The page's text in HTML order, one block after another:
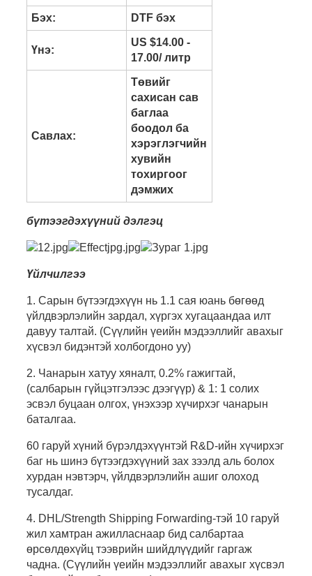
Бэх: DTF бэх
Үнэ:
US $14.00 -
17.00/ литр
Савлах:
Төвийг
сахисан сав
баглаа
боодол ба
хэрэглэгчийн
хувийн
тохиргоог
дэмжих
бүтээгдэхүүний дэлгэц
Үйлчилгээ
1. Сарын бүтээгдэхүүн нь 1.1 сая юань бөгөөд
үйлдвэрлэлийн зардал, хүргэх хугацаандаа илт
давуу талтай. (Сүүлийн үеийн мэдээллийг авахыг
хүсвэл бидэнтэй холбогдоно уу)
2. Чанарын хатуу хяналт, 0.2% гажигтай,
(салбарын гүйцэтгэлээс дээгүүр) & 1: 1 солих
эсвэл буцаан олгох, үнэхээр хүчирхэг чанарын
баталгаа.
60 гаруй хүний ​​бүрэлдэхүүнтэй R&D-ийн хүчирхэг
баг нь шинэ бүтээгдэхүүний зах зээлд аль болох
хурдан нэвтэрч, үйлдвэрлэлийн ашиг олоход
тусалдаг.
4. DHL/Strength Shipping Forwarding-тэй 10 гаруй
жил хамтран ажилласнаар бид салбартаа
өрсөлдөхүйц тээврийн шийдлүүдийг гаргаж
чадна. (Сүүлийн үеийн мэдээллийг авахыг хүсвэл